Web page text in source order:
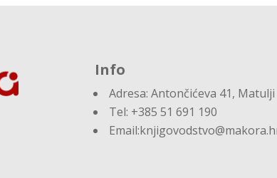
Info
Adresa: Antončićeva 41, Matulji
Tel: +385 51 691 190